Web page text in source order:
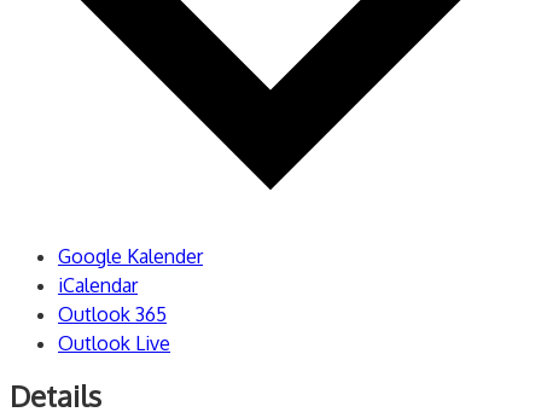
Google Kalender
iCalendar
Outlook 365
Outlook Live
Details